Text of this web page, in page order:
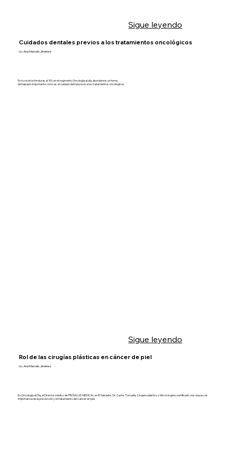
Sigue leyendo
Cuidados dentales previos a los tratamientos oncológicos
Lic. Ana Marcela Jiménez
En tu revista Honduras al 100, en el segmento Oncología al día, abordamos un tema
demasiado importante como es el cuidado dental previo a los tratamientos oncológicos.
Sigue leyendo
Rol de las cirugías plásticas en cáncer de piel
Lic. Ana Marcela Jiménez
En Oncología al Día, el Director médico de PROSALUD MEDICAL en El Salvador, Dr. Carlos Torruella, Cirujano plástico y Microcirujano certificado, nos expuso la
importancia de la prevención y el tratamiento del Cáncer en piel.